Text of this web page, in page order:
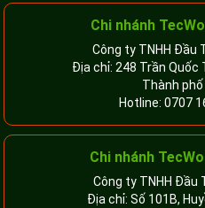
Chi nhánh
Công ty TNHH Đầu
Địa chỉ: 248 Trần Quốc
Thành phố
Hotline: 0707
Chi nhánh
Công ty TNHH Đầu
Địa chỉ: Số 101B,